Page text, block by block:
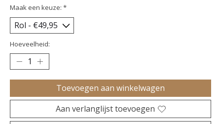
Maak een keuze: *
Hoeveelheid:
Toevoegen aan winkelwagen
Aan verlanglijst toevoegen